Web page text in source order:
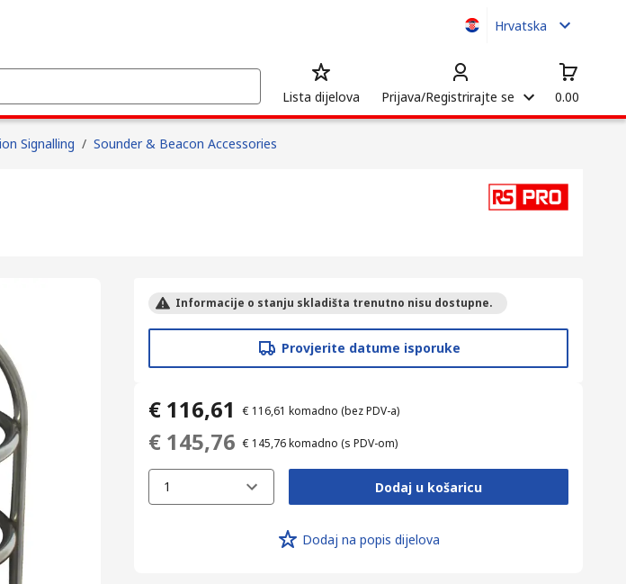
Hrvatska
Lista dijelova Prijava/Registrirajte se 0.00
Signalling / Sounder & Beacon Accessories
Informacije o stanju skladišta trenutno nisu dostupne.
Provjerite datume isporuke
€ 116,61 € 116,61 komadno (bez PDV-a)
€ 145,76 € 145,76komadno (s PDV-om)
1 Dodaj u košaricu
Dodaj na popis dijelova